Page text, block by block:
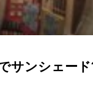
サンシェード